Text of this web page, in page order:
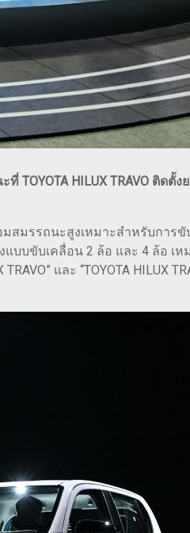
TOYOTA HILUX TRAVO ติดตั้ง
อมสมรรถนะสูงเหมาะสำหรับกา
งแบบขับเคลื่อน 2 ล้อ และ 4 ล้อ เ
และ “TOYOTA HILUX